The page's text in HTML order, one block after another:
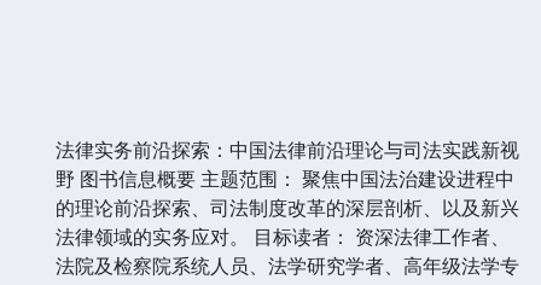
法律实务前沿探索：中国法律前沿理论与司法实践新视
野 图书信息概要 主题范围： 聚焦中国法治建设进程中
的理论前沿探索、司法制度改革的深层剖析、以及新兴
法律领域的实务应对。 目标读者： 资深法律工作者、
法院及检察院系统人员、法学研究学者、高年级法学专